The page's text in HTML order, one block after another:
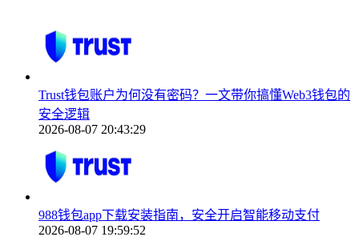
Trust钱包账户为何没有密码？一文带你搞懂Web3钱包的
安全逻辑
2026-08-07 20:43:29
988钱包app下载安装指南，安全开启智能移动支付
2026-08-07 19:59:52